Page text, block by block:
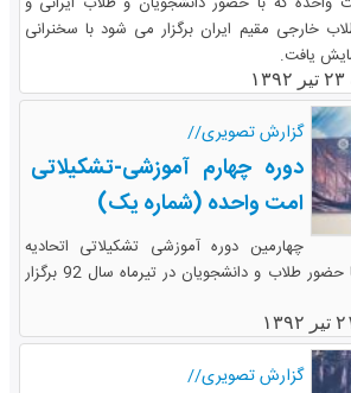
خارجی مقیم ایران برگزار می شود با سخنرانی
یافت.
گزارش تصویری//
دوره چهارم آموزشی-تشکیلاتی
امت واحده (شماره یک)
چهارمین دوره آموزشی تشکیلاتی اتحادیه
بین المللی امت واحده با حضور طلاب و دانشجویان در تیرماه سال 92 برگزار
گزارش تصویری//